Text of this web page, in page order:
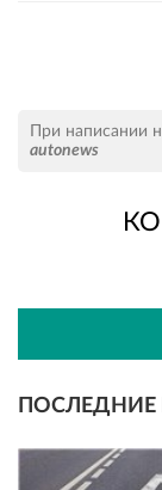
При написании
autonews